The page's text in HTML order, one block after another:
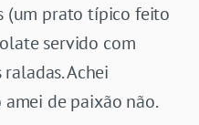
(um prato típico feito
servido com
Achei
de paixão não.